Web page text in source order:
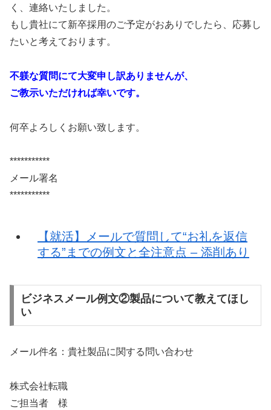
く、連絡いたしました。
もし貴社にて新卒採用のご予定がおありでしたら、応募し
たいと考えております。
不躾な質問にて大変申し訳ありませんが、
ご教示いただければ幸いです。
何卒よろしくお願い致します。
***********
メール署名
***********
【就活】メールで質問して“お礼を返信
する”までの例文と全注意点 – 添削あり
ビジネスメール例文②製品について教えてほし
い
メール件名：貴社製品に関する問い合わせ
株式会社転職
ご担当者 様